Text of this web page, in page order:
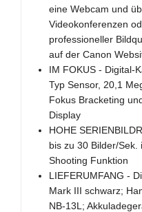
eine Webcam und
Videokonferenzen
professioneller
auf der Canon
IM FOKUS - Digital-
Typ Sensor, 20,1
Fokus Bracketing
Display
HOHE
bis zu 30 Bilder/Sek.
Shooting Funktion
LIEFERUMFANG -
Mark III schwarz;
NB-13L;